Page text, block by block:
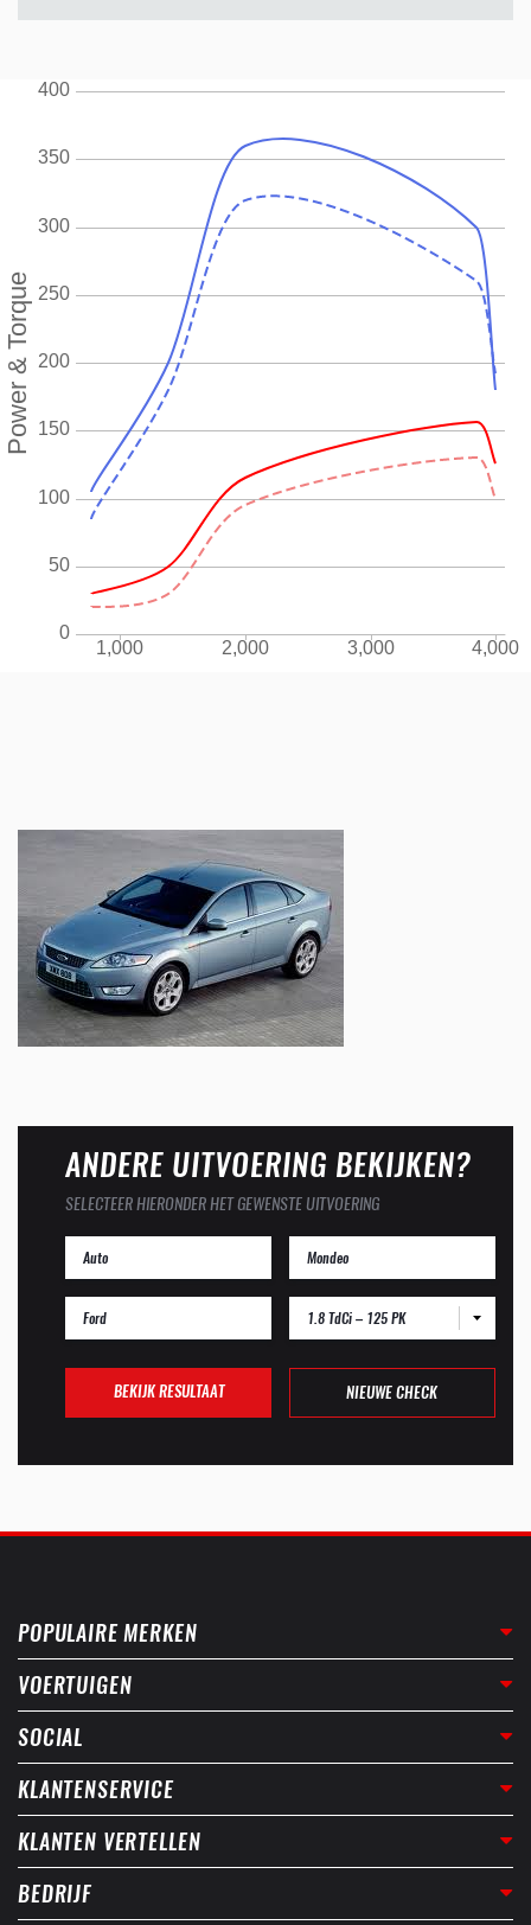
ANDERE UITVOERING BEKIJKEN?
SELECTEER HIERONDER HET GEWENSTE UITVOERING
1.8 TdCi – 125 PK
BEKIJK RESULTAAT NIEUWE CHECK
POPULAIRE MERKEN
VOERTUIGEN
SOCIAL
KLANTENSERVICE
KLANTEN VERTELLEN
BEDRIJF